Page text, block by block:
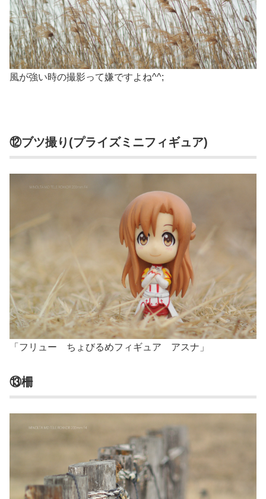
風が強い時の撮影って嫌ですよね^^;
⑫ブツ撮り(プライズミニフィギュア)
「フリュー ちょびるめフィギュア アスナ」
⑬柵